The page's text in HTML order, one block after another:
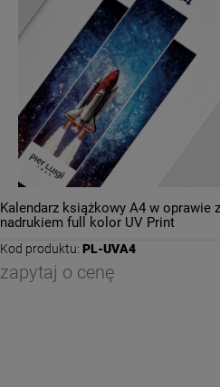
Kalendarz książkowy A4 w oprawie z
nadrukiem full kolor UV Print
Kod produktu: PL-UVA4
zapytaj o cenę